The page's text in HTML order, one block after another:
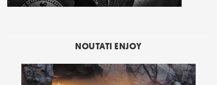
NOUTATI ENJOY